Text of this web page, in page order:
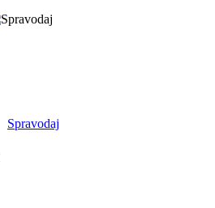
Spravodaj